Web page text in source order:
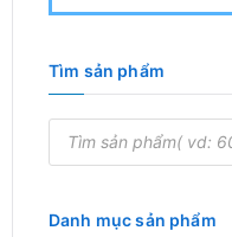
Tìm sản phẩm
T
m
ế
Danh mục sản phẩm